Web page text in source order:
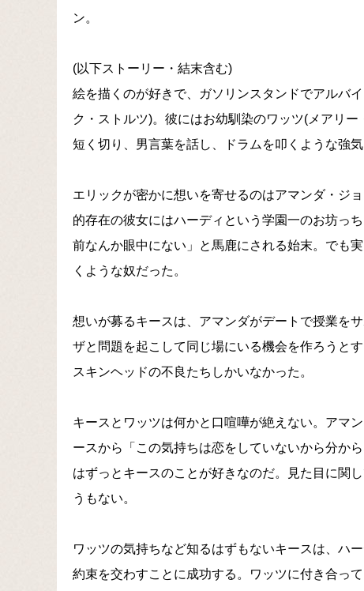
ン。
(以下ストーリー・結末含む)
絵を描くのが好きで、ガソリンスタンドでアルバ
ク・ストルツ)。彼にはお幼馴染のワッツ(メアリ
短く切り、男言葉を話し、ドラムを叩くような強気
エリックが密かに想いを寄せるのはアマンダ・ジ
的存在の彼女にはハーディという学園一のお坊っ
前なんか眼中にない」と馬鹿にされる始末。でも
くような奴だった。
想いが募るキースは、アマンダがデートで授業を
ザと問題を起こして同じ場にいる機会を作ろうと
スキンヘッドの不良たちしかいなかった。
キースとワッツは何かと口喧嘩が絶えない。アマ
ースから「この気持ちは恋をしていないから分か
はずっとキースのことが好きなのだ。見た目に関
うもない。
ワッツの気持ちなど知るはずもないキースは、ハ
約束を交わすことに成功する。ワッツに付き合っ